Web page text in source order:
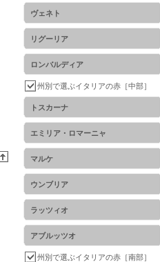
ヴェネト
リグーリア
ロンバルディア
州別で選ぶイタリアの赤［中部］
トスカーナ
エミリア・ロマーニャ
マルケ
ウンブリア
ラッツィオ
アブルッツオ
州別で選ぶイタリアの赤［南部］